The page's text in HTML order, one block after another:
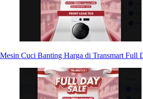
Mesin Cuci Banting Harga di Transmart Full